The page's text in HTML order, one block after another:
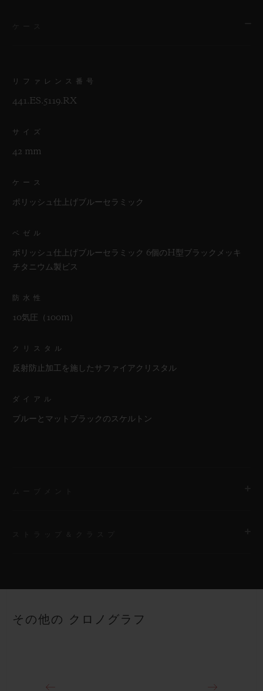
リファレンス番号
441.ES.5119.RX
サイズ
42 mm
ケース
ポリッシュ仕上げブルーセラミック
ベゼル
ポリッシュ仕上げブルーセラミック 6個のH型ブラックメッキ
チタニウム製ビス
防水性
10気圧（100m）
クリスタル
反射防止加工を施したサファイアクリスタル
ダイアル
ブルーとマットブラックのスケルトン
ストラップ
ラップ
その他の クロノグラフ